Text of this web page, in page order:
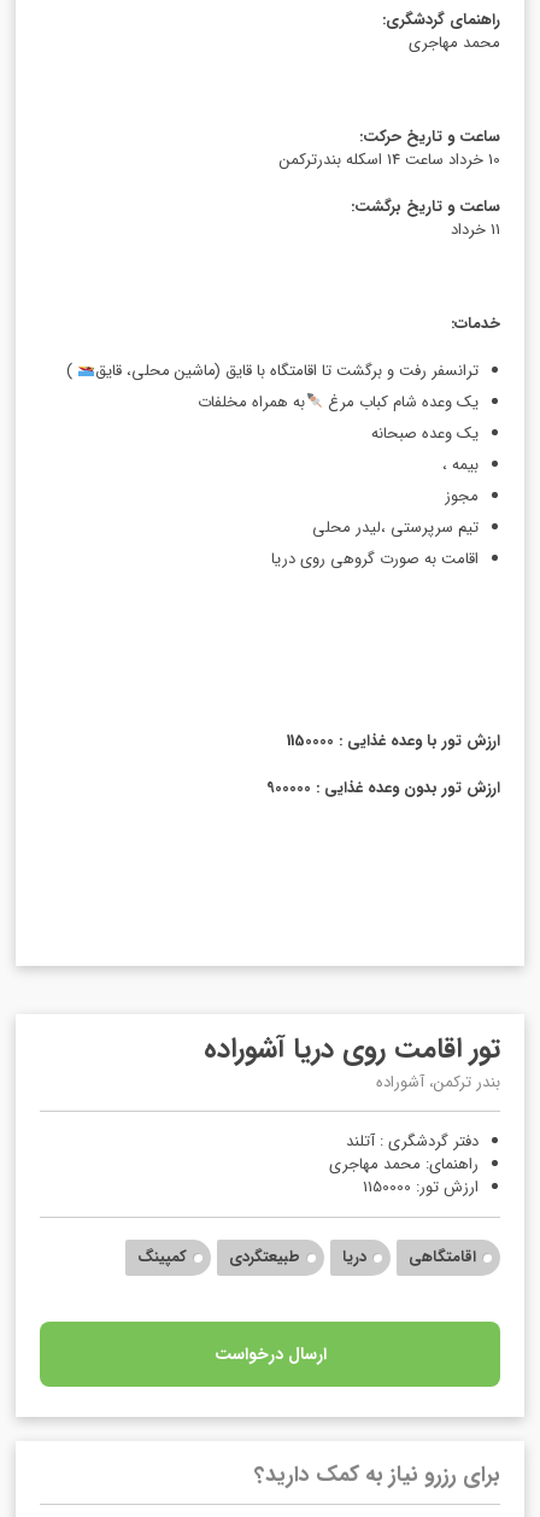
راهنمای گردشگری:
محمد مهاجری
ساعت و تاریخ حرکت:
10 خرداد ساعت 14 اسکله بندرترکمن
ساعت و تاریخ برگشت:
11 خرداد
خدمات:
ترانسفر رفت و برگشت تا اقامتگاه با قایق (ماشین محلی، قایق
)
یک وعده شام کباب مرغ
به همراه مخلفات
یک وعده صبحانه
بیمه ،
مجوز
تیم سرپرستی ،لیدر محلی
اقامت به صورت گروهی روی دریا
ارزش تور با وعده غذایی : 1150000
ارزش تور بدون وعده غذایی : 900000
تور اقامت روی دریا آشوراده
بندر ترکمن، آشوراده
دفتر گردشگری : آتلند
راهنمای: محمد مهاجری
ارزش تور: 1150000
اقامتگاهی دریا طبیعتگردی کمپینگ
ارسال درخواست
برای رزرو نیاز به کمک دارید؟